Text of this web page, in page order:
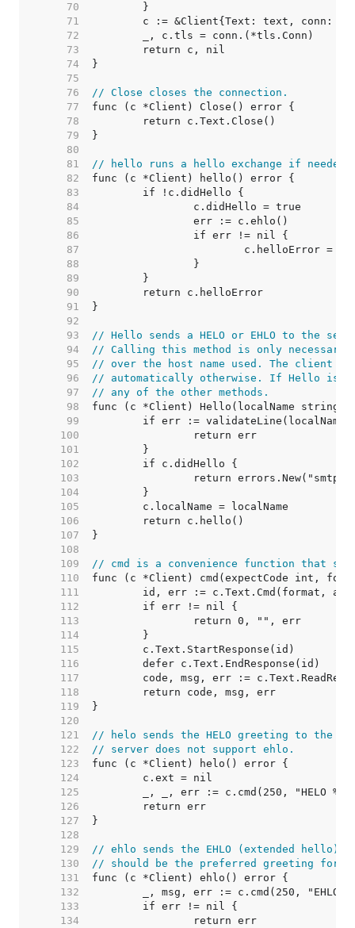
    70
    71
    72
    73
    74
    75
    76
// Close closes the connection.
    77
    78
    79
    80
    81
// hello runs a hello exchange if needed.
    82
    83
    84
    85
    86
    87
    88
    89
    90
    91
    92
    93
// Hello sends a HELO or EHLO to the
    94
// Calling this method is only
    95
// over the host name used. The client
    96
// automatically otherwise. If Hello is
    97
// any of the other methods.
    98
    99
   100
   101
   102
   103
   104
   105
   106
   107
   108
   109
// cmd is a convenience function that
   110
   111
   112
   113
   114
   115
   116
   117
   118
   119
   120
   121
// helo sends the HELO greeting to the
   122
// server does not support ehlo.
   123
   124
   125
   126
   127
   128
   129
// ehlo sends the EHLO (extended
   130
// should be the preferred greeting for
   131
   132
   133
   134